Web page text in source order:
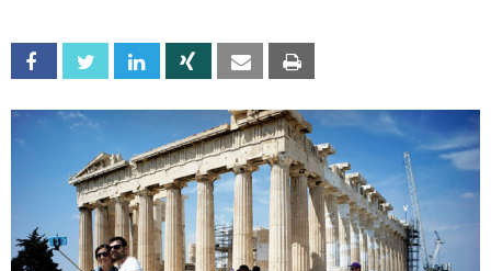
Facebook Twitter Linkedin Xing Email